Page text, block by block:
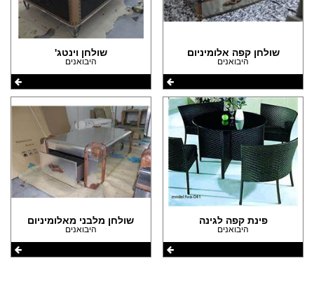
(3)
(1)
שולחן קפה אלומיניום
היבואנים
שולחן וינטג'
היבואנים
פינת קפה לגינה
היבואנים
שולחן מלבני מאלומיניום
היבואנים
הצהרת נגישות